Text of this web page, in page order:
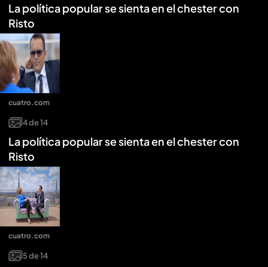
La política popular se sienta en el chester con
Risto
4de14
La política popular se sienta en el chester con
Risto
cuatro.com
5de14
cuatro.com